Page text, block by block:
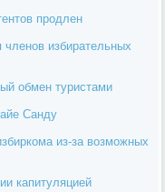
продлен
членов избирательных
обмен туристами
Санду
из-за возможных
капитуляцией